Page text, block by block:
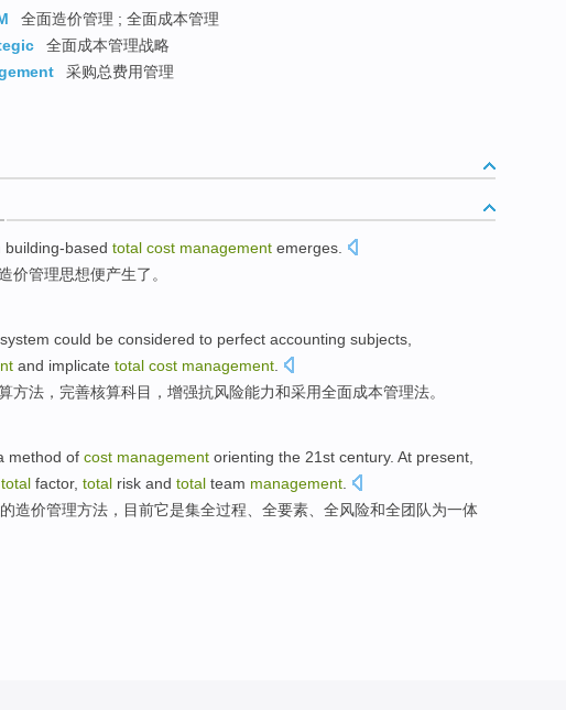
全面造价管理 ; 全面成本管理
全面成本管理战略
采购总费用管理
building-based total cost management emerges.
价管理思想便产生了。
system could be considered to perfect accounting subjects
and implicate total cost management
方法， 完善核算科目 ， 增强抗风险能力和采用全面成本管理法。
method of cost management orienting the 21st century. At present
total factor, total risk and total team management
的造价管理方法 ， 目前它是集全过程 全要素 、全风险和全团队为一体